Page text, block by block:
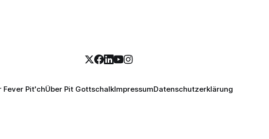
Fever Pit'chÜber Pit GottschalkImpressumDatenschutzerklärung